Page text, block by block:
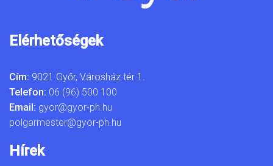
Elérhetőségek
Cím: 9021 Győr, Városház tér 1.
Telefon: 06 (96) 500 100
Email: gyor@gyor-ph.hu
polgarmester@gyor-ph.hu
Hírek